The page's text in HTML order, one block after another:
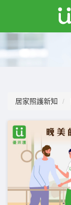
居家照護新知